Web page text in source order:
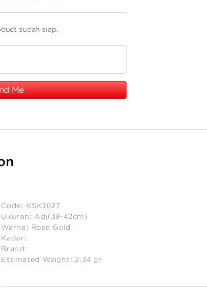
sudah siap.
Me
Code: KSK1027
Ukuran: Adj(39-42cm)
Warna: Rose Gold
Kadar:
Brand:
Estimated Weight: 2.34 gr